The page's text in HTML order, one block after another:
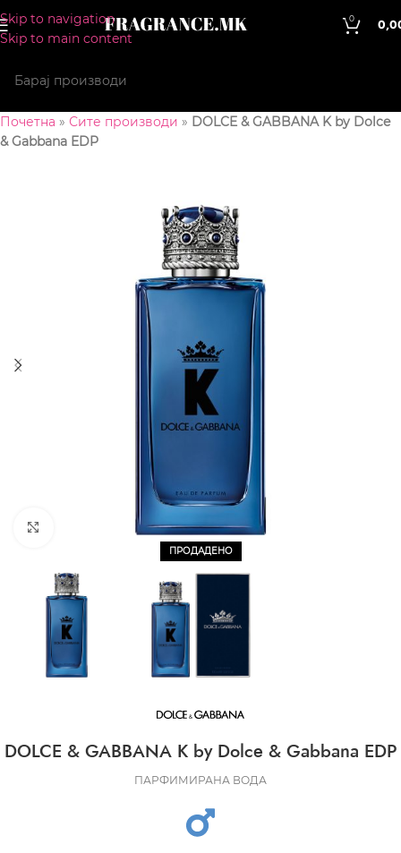
Skip to navigation
Skip to main content
0
Почетна » Сите производи » DOLCE & GABBANA K by Dolce
& Gabbana EDP
ПРОДАДЕНО
CLICK TO ENLARGE
DOLCE & GABBANA K by Dolce & Gabbana EDP
ПАРФИМИРАНА ВОДА